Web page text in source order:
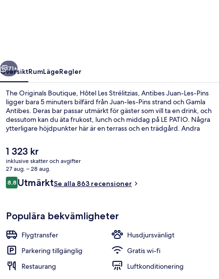
Antibes
Juan-
Les-
Pins
Nästa
71+
ÖversiktRumLägeRegler
The Originals Boutique, Hôtel Les Strélitzias, Antibes Juan-Les-Pins
ligger bara 5 minuters bilfärd från Juan-les-Pins strand och Gamla
Antibes. Deras bar passar utmärkt för gäster som vill ta en drink, och
dessutom kan du äta frukost, lunch och middag på LE PATIO. Några
ytterligare höjdpunkter här är en terrass och en trädgård. Andra
Det
nuvarande
priset
är
1 323 kr
1 323 kr
inklusive skatter och avgifter
27 aug. – 28 aug.
Recensioner
8,88,8 av 10,
UtmärktSe alla 863 recensioner
Populära bekvämligheter
Flygtransfer
Husdjursvänligt
Parkering tillgänglig
Gratis wi-fi
Restaurang
Luftkonditionering